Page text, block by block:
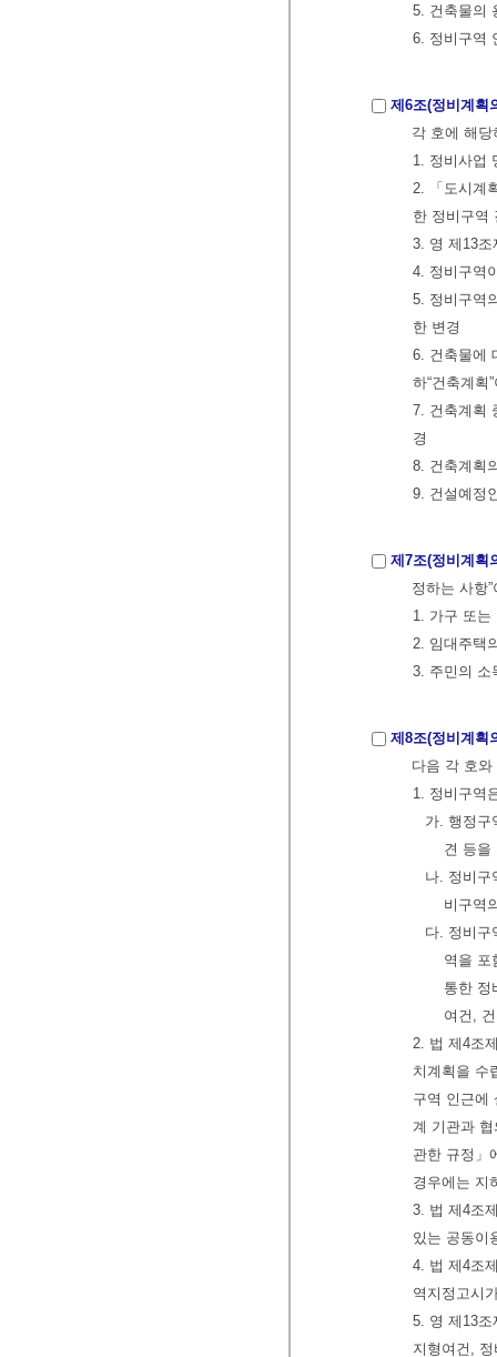
5. 건축물의
6. 정비구역
제6조(정비계획
각 호에 해
1. 정비사업
2. 「도시계
한 정비구역
3. 영 제13
4. 정비구역
5. 정비구역
한 변경
6. 건축물에
하“건축계
7. 건축계획
경
8. 건축계획
9. 건설예정
제7조(정비계획
정하는 사항
1. 가구 또
2. 임대주택
3. 주민의 소
제8조(정비계획
다음 각 호와
1. 정비구역
가. 행정구
견 등을
나. 정비구
비구역
다. 정비구
역을 포
통한 정
여건,
2. 법 제4조
치계획을 수
구역 인근에
계 기관과
관한 규정」
경우에는 지
3. 법 제4조
있는 공동이
4. 법 제4조
역지정고시
5. 영 제13조
지형여건,